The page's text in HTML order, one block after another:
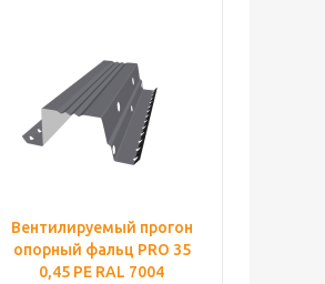
Вентилируемый прогон
опорный фальц PRO 35
0,45 PE RAL 7004